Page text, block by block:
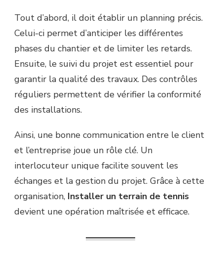
Tout d’abord, il doit établir un planning précis.
Celui-ci permet d’anticiper les différentes
phases du chantier et de limiter les retards.
Ensuite, le suivi du projet est essentiel pour
garantir la qualité des travaux. Des contrôles
réguliers permettent de vérifier la conformité
des installations.
Ainsi, une bonne communication entre le client
et l’entreprise joue un rôle clé. Un
interlocuteur unique facilite souvent les
échanges et la gestion du projet. Grâce à cette
organisation, Installer un terrain de tennis
devient une opération maîtrisée et efficace.